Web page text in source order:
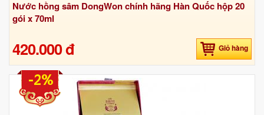
Nước hồng sâm DongWon chính hãng Hàn Quốc hộp 20
gói x 70ml
420.000 đ Giỏ hàng
-2%